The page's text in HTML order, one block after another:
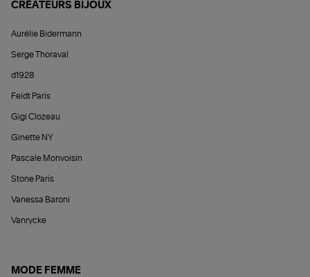
CRÉATEURS BIJOUX
Aurélie Bidermann
Serge Thoraval
d1928
Feidt Paris
Gigi Clozeau
Ginette NY
Pascale Monvoisin
Stone Paris
Vanessa Baroni
Vanrycke
MODE FEMME